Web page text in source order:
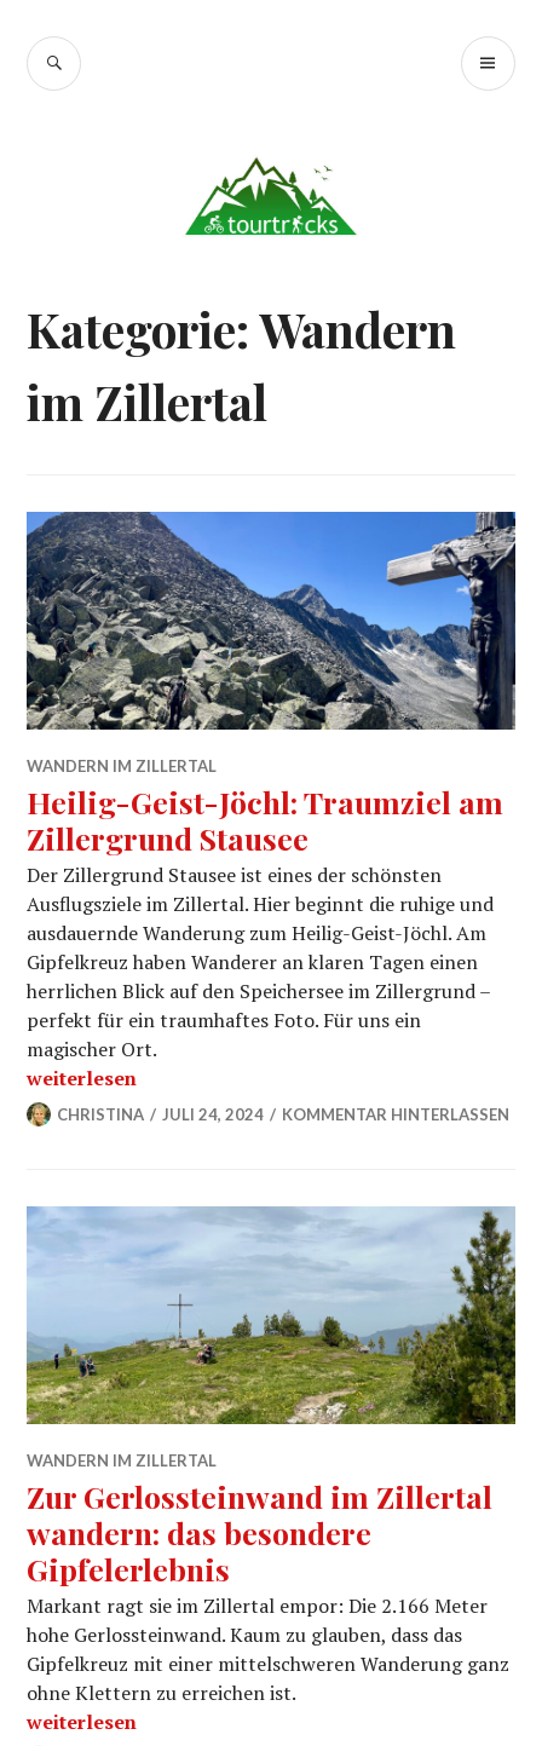
Inhalt
springen
SUCHE
Kategorie:Wandern
im Zillertal
WANDERN IM ZILLERTAL
Heilig-Geist-Jöchl: Traumziel am
Zillergrund Stausee
Der Zillergrund Stausee ist eines der schönsten
Ausflugsziele im Zillertal. Hier beginnt die ruhige und
ausdauernde Wanderung zum Heilig-Geist-Jöchl. Am
Gipfelkreuz haben Wanderer an klaren Tagen einen
herrlichen Blick auf den Speichersee im Zillergrund –
perfekt für ein traumhaftes Foto. Für uns ein
magischer Ort.
„Heilig-Geist-Jöchl: Traumziel am Zillergrund
weiterlesen
CHRISTINA JULI 24, 2024 KOMMENTAR HINTERLASSEN
WANDERN IM ZILLERTAL
Zur Gerlossteinwand im Zillertal
wandern: das besondere
Gipfelerlebnis
Markant ragt sie im Zillertal empor: Die 2.166 Meter
hohe Gerlossteinwand. Kaum zu glauben, dass das
Gipfelkreuz mit einer mittelschweren Wanderung ganz
ohne Klettern zu erreichen ist.
„Zur Gerlossteinwand im Zillertal wandern: das
weiterlesen